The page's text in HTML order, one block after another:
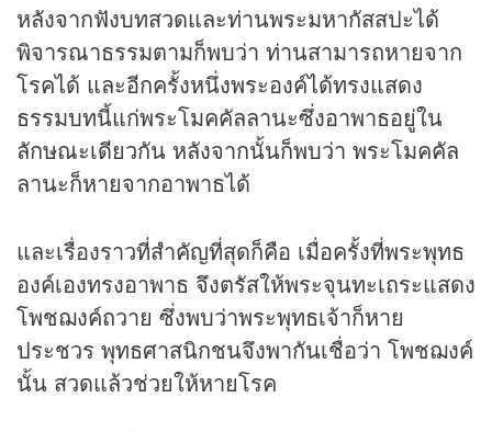
หลังจากฟังบทสวดและท่านพระมหากัสสปะได้
พิจารณาธรรมตามก็พบว่า ท่านสามารถหายจาก
โรคได้ และอีกครั้งหนึ่งพระองค์ได้ทรงแสดง
ธรรมบทนี้แก่พระโมคคัลลานะซึ่งอาพาธอยู่ใน
ลักษณะเดียวกัน หลังจากนั้นก็พบว่า พระโมคคัล
ลานะก็หายจากอาพาธได้
และเรื่องราวที่สำคัญที่สุดก็คือ เมื่อครั้งที่พระพุทธ
องค์เองทรงอาพาธ จึงตรัสให้พระจุนทะเถระแสดง
โพชฌงค์ถวาย ซึ่งพบว่าพระพุทธเจ้าก็หาย
ประชวร พุทธศาสนิกชนจึงพากันเชื่อว่า โพชฌงค์
นั้น สวดแล้วช่วยให้หายโรค